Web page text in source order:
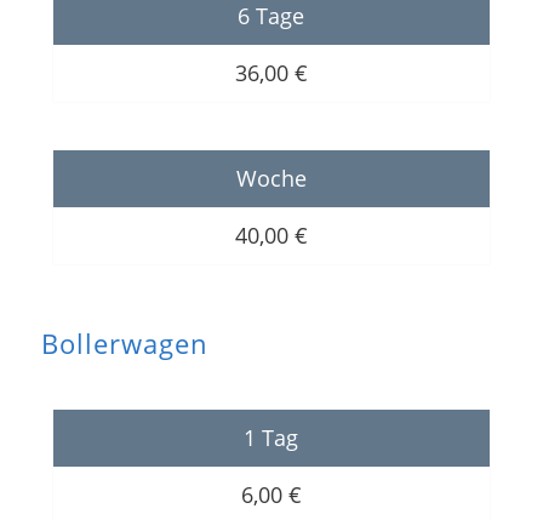
6 Tage
36,00 €
Woche
40,00 €
Bollerwagen
1 Tag
6,00 €